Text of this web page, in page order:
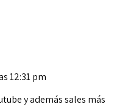
12:31 pm
y además sales más